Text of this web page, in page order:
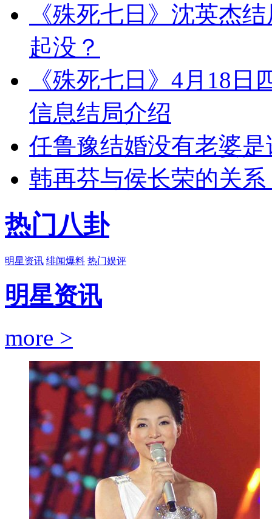
《殊死七日》沈英杰
起没？
《殊死七日》4月18
信息结局介绍
任鲁豫结婚没有老婆
韩再芬与侯长荣的关
热门八卦
明星资讯 绯闻爆料 热门娱评
明星资讯
more >